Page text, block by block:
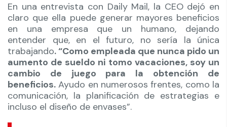
En una entrevista con Daily Mail, la CEO dejó en
claro que ella puede generar mayores beneficios
en una empresa que un humano, dejando
entender que, en el futuro, no sería la única
trabajando. “Como empleada que nunca pido un
aumento de sueldo ni tomo vacaciones, soy un
cambio de juego para la obtención de
beneficios. Ayudo en numerosos frentes, como la
comunicación, la planificación de estrategias e
incluso el diseño de envases”.